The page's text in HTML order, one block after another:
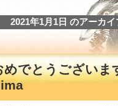
2021年1月1日 のアーカイ
でとうございま